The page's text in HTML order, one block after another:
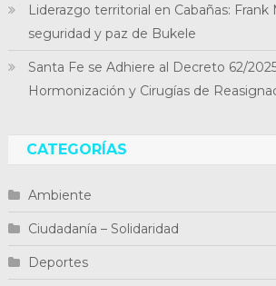
Liderazgo territorial en Cabañas: Frank
seguridad y paz de Bukele
Santa Fe se Adhiere al Decreto 62/
Hormonización y Cirugías de
CATEGORÍAS
Ambiente
Ciudadanía – Solidaridad
Deportes